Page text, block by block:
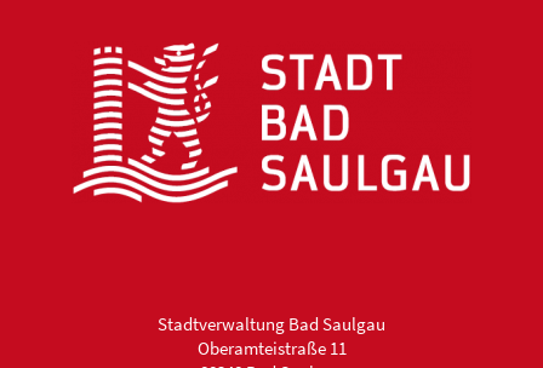
Stadtverwaltung Bad Saulgau
Oberamteistraße 11